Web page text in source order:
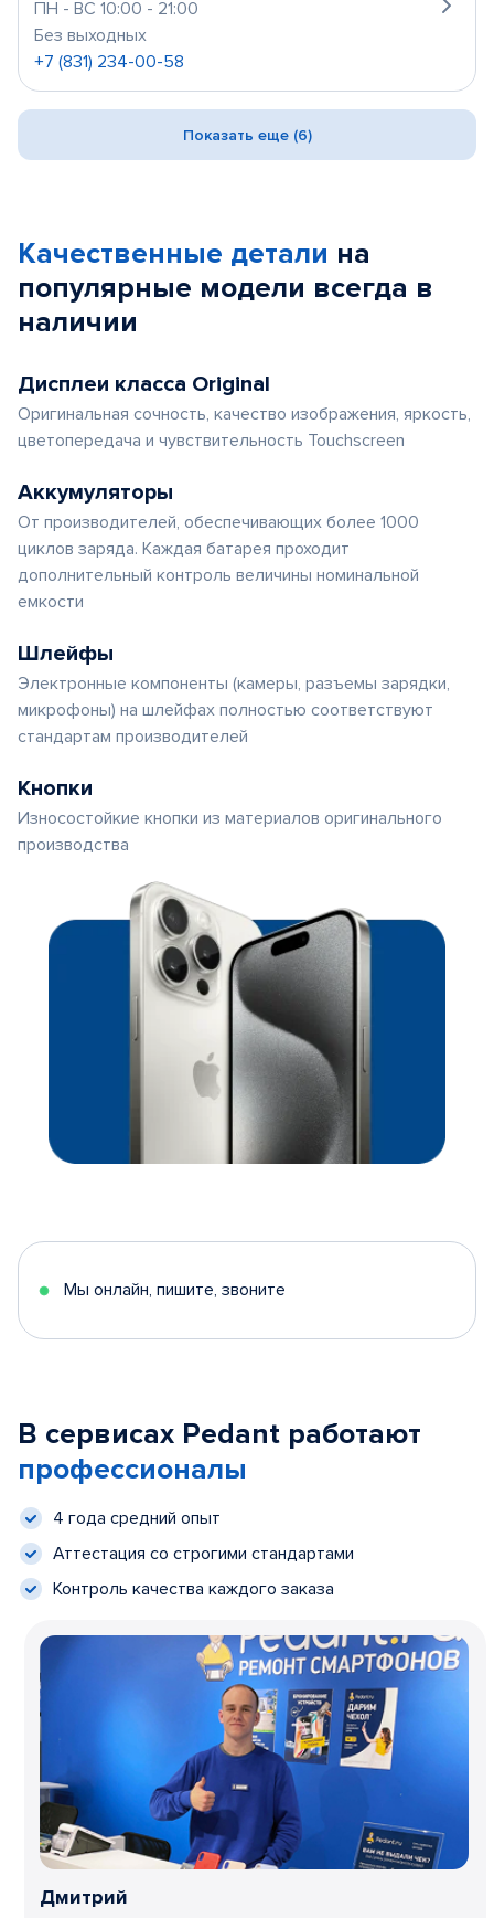
ПН - ВС 10:00 - 21:00
Без выходных
+7 (831) 234-00-58
Показать еще (6)
Качественные детали на
популярные модели всегда в
наличии
Дисплеи класса Original
Оригинальная сочность, качество изображения, яркость,
цветопередача и чувствительность Touchscreen
Аккумуляторы
От производителей, обеспечивающих более 1000
циклов заряда. Каждая батарея проходит
дополнительный контроль величины номинальной
емкости
Шлейфы
Электронные компоненты (камеры, разъемы зарядки,
микрофоны) на шлейфах полностью соответствуют
стандартам производителей
Кнопки
Износостойкие кнопки из материалов оригинального
производства
Мы онлайн, пишите, звоните
В сервисах Pedant работают
профессионалы
4 года средний опыт
Аттестация со строгими стандартами
Контроль качества каждого заказа
Дмитрий